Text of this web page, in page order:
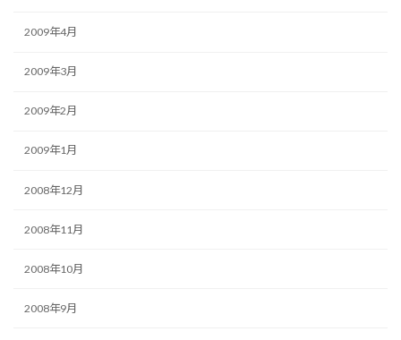
2009年4月
2009年3月
2009年2月
2009年1月
2008年12月
2008年11月
2008年10月
2008年9月